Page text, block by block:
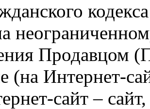
Продавцом
(на Интернет-
сайт –